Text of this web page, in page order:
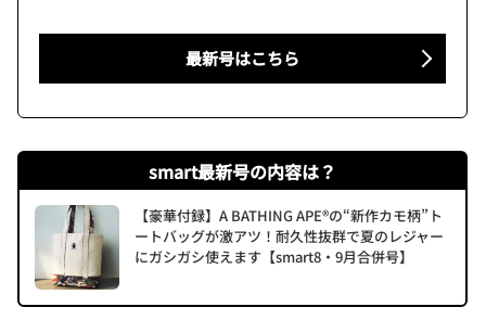
最新号はこちら
smart最新号の内容は？
【豪華付録】A BATHING APE®の“新作カモ柄”ト
ートバッグが激アツ！耐久性抜群で夏のレジャー
にガシガシ使えます【smart8・9月合併号】